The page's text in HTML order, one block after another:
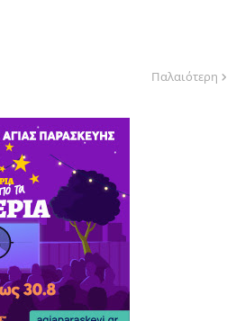
Παλαιότερη